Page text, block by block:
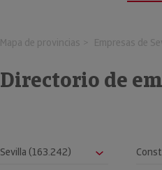
Mapa de provincias Empresas de
Directorio de